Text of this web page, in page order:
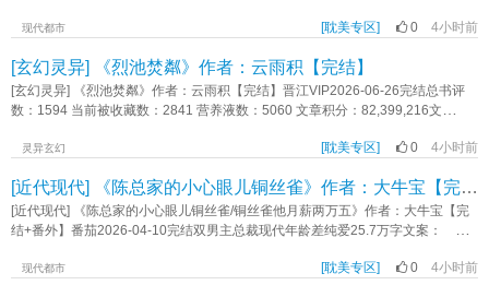
戏我是认真的》当中出色的表现，楚久圈粉无数。……有人不长眼，胆儿肥，九
人浇水：“想上你祖宗是吧？嗯？那得看，你是不是有这个命。”烦躁地走出洗手
间，同进来的人打了个照面。来人身量修长，气质矜贵，恁叫一个风光霁月。巧
了。这不是小花瓶鲜肉一心想攀附的高枝儿么？楚久的眼神滑过来人的喉结。舔
高枝儿。……高枝儿一逗就冷脸，他主动贴上去，高枝儿还将他给推开。有点意
思。楚久这人，天生不安分。高枝儿越不搭理他，他越来劲，使出浑身解数。终
于将人拐到手。许久之后的某一天。楚久被抱着，攀在陆含章身上。“陆含章，我
艹你！！”九爷终于玩脱了，将自己给搭了进去。-内容标签：强强 都市 娱乐圈 古
穿今 轻松搜索关键字：主角：楚久（久），陆含章一句话简介：老祖宗在娱乐圈
披荆斩棘立意：我命由我，不由天《民国花旦重生后爆红娱乐圈》作者：折吱
职，带着满身的疤痕和一条瘸腿，回到万泉河边上的母校，做一个清闲的客座讲
是，医学高材生骆弥生竟也没有继续在医学领域深造，而是在母校当了校医兼心
理老师。 旧情人相见，分外……没什么大不了的。 直到雪融的那一天，
骆弥生神情专注，问他，还愿不愿意重新开始。 内容标签： 强强 都市 情有
记者经典皮肤，医生经典皮肤 其它：年上，受追攻，熟男 一句话简介：
现代都市 [耽美专区] 0 4小时前
[玄幻灵异] 《烈池焚粼》作者：云雨积【完结】
[玄幻灵异] 《烈池焚粼》作者：云雨积【完结】晋江VIP2026-06-26完结总书评
数：1594 当前被收藏数：2841 营养液数：5060 文章积分：82,399,216文
一起是因为意外，有个孩子但不幸夭折了，目前的情况简单来说，就是我本来便
况。 1L：既然这样还有什么可说的，大义灭亲呗。 2L：？你前妻做了什
么违法乱纪的事？想弄死你是开玩笑还是真的？ 3L：要不说奉子成婚不可取
啊！ LZ：不好意思刚才没打完，所以有什么办法可以让我合理地放过我前妻
混沌月海诞生的纯白大蛇，天性恶劣，不是在搞事就是在搞事的路上。 最近
灵异玄幻 [耽美专区] 0 4小时前
[近代现代] 《陈总家的小心眼儿铜丝雀》作者：大牛宝【完结+番外】
[近代现代] 《陈总家的小心眼儿铜丝雀/铜丝雀他月薪两万五》作者：大牛宝【完
结+番外】番茄2026-04-10完结双男主总裁现代年龄差纯爱25.7万字文案：
夸他有定力，背后骂他装货。于是陈屹晭不得不一边感叹世风日下一边搭上了养
现代都市 [耽美专区] 0 4小时前